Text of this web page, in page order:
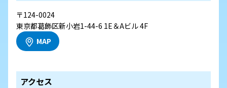
〒124-0024
東京都葛飾区新小岩1-44-6 1E＆Aビル 4F
MAP
アクセス